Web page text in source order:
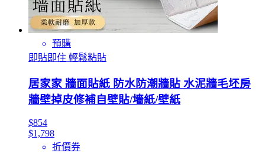
預購
即貼即住 輕鬆粘貼
居家家 牆面貼紙 防水防潮牆貼 水泥牆毛坯房
牆壁掉皮修補自壁貼/墻紙/壁紙
$854
$1,798
折價券